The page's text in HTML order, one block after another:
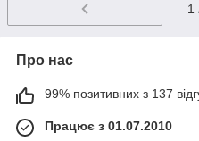
1
Про нас
99% позитивних з 137
Працює з 01.07.2010